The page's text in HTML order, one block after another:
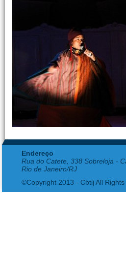
Endereço
Rua do Catete, 338 Sobreloja -
Rio de Janeiro/RJ
©Copyright 2013 - Cbtij All